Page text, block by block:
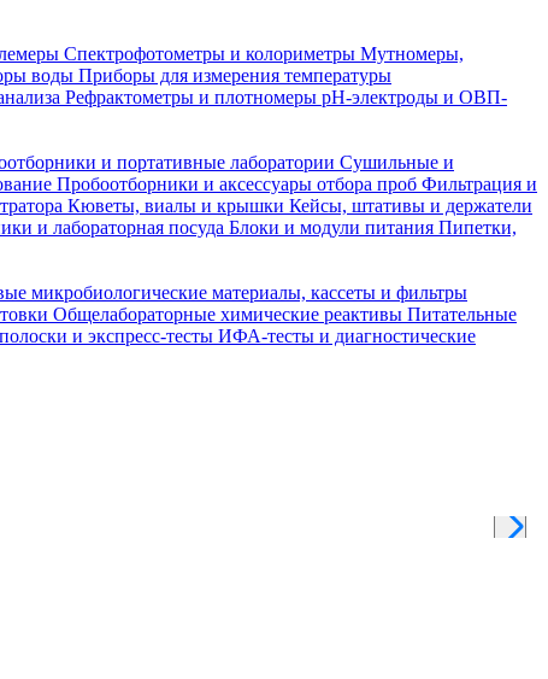
Спектрофотометры и колориметры Мутномеры,
воды Приборы для измерения температуры
Рефрактометры и плотномеры pH-электроды и ОВП-
и портативные лаборатории Сушильные и
Пробоотборники и аксессуары отбора проб Фильтрация и
Кюветы, виалы и крышки Кейсы, штативы и держатели
и лабораторная посуда Блоки и модули питания Пипетки,
микробиологические материалы, кассеты и фильтры
Общелабораторные химические реактивы Питательные
и экспресс-тесты ИФА-тесты и диагностические